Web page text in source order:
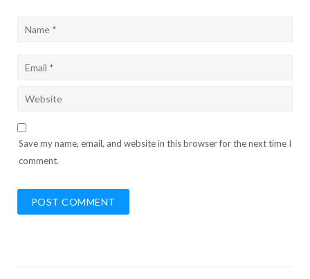
Save my name, email, and website in this browser for the next time I
comment.